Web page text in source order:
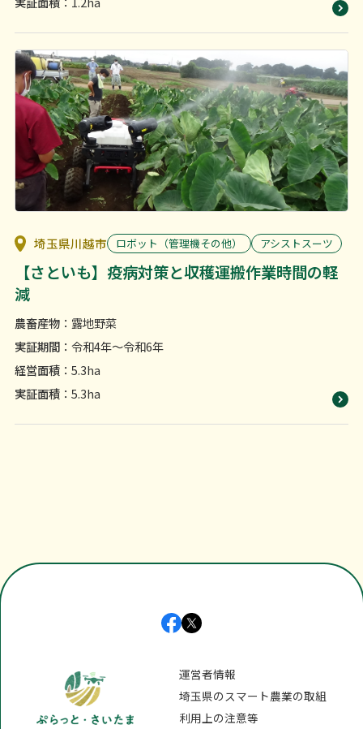
埼玉県川越市 ロボット（管理機その他） アシストスーツ
【さといも】疫病対策と収穫運搬作業時間の軽
減
農畜産物：露地野菜
実証期間：令和4年〜令和6年
経営面積：5.3ha
実証面積：5.3ha
運営者情報
埼玉県のスマート農業の取組
利用上の注意等